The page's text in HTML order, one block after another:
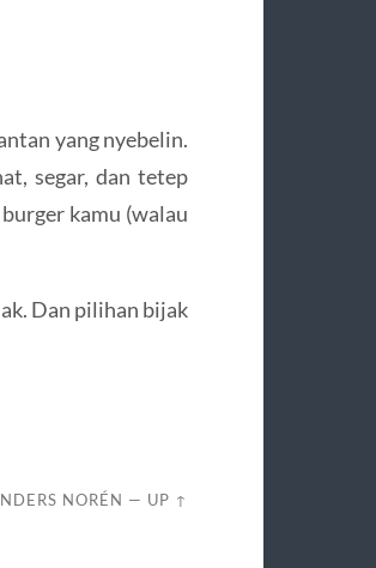
yang nyebelin.
segar, dan tetep
kamu (walau
Dan pilihan bijak
NORÉN — UP ↑